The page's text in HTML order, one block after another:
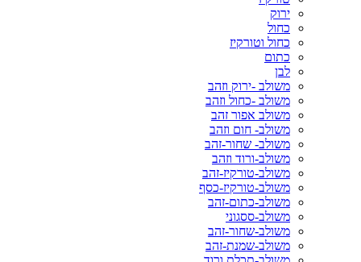
ירוק
כחול
כחול וטורקיז
כתום
לבן
משולב -ירוק וזהב
משולב -כחול וזהב
משולב אפור זהב
משולב- חום וזהב
משולב- שחור-זהב
משולב-ורוד וזהב
משולב-טורקיז-זהב
משולב-טורקיז-כסף
משולב-כתום-זהב
משולב-ססגוני
משולב-שחור-זהב
משולב-שמנת-זהב